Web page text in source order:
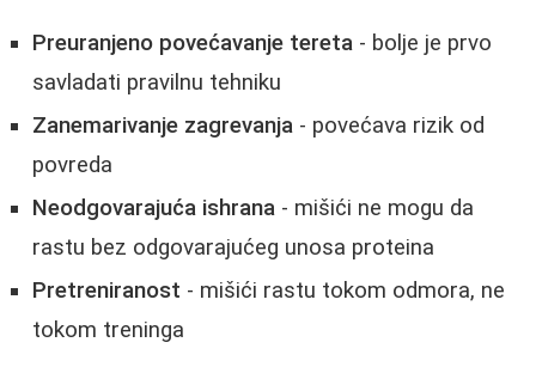
Preuranjeno povećavanje tereta - bolje je prvo
savladati pravilnu tehniku
Zanemarivanje zagrevanja - povećava rizik od
povreda
Neodgovarajuća ishrana - mišići ne mogu da
rastu bez odgovarajućeg unosa proteina
Pretreniranost - mišići rastu tokom odmora, ne
tokom treninga